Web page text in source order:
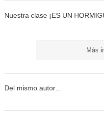
Nuestra clase ¡ES UN
Más
Del mismo autor…